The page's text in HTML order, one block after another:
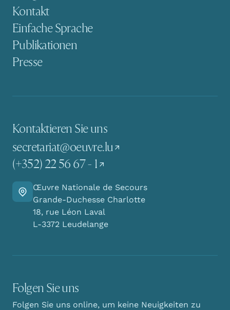
Kontakt
Einfache Sprache
Publikationen
Presse
Kontaktieren Sie uns
secretariat@oeuvre.lu
(+352) 22 56 67 - 1
Finden Sie den Weg zu uns
Œuvre Nationale de Secours
Grande-Duchesse Charlotte
18, rue Léon Laval
L-3372 Leudelange
Folgen Sie uns
Folgen Sie uns online, um keine Neuigkeiten zu